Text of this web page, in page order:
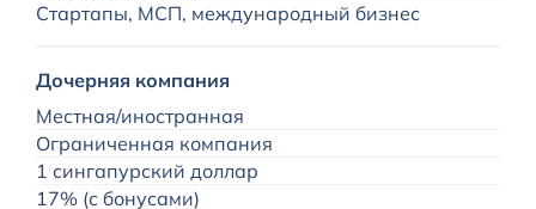
Стартапы, МСП, международный бизнес
Дочерняя компания
Местная/иностранная
Ограниченная компания
1 сингапурский доллар
17% (с бонусами)